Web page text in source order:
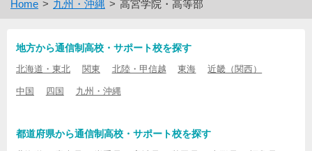
Home 九州・沖縄 高宮学院・高等部
地方から通信制高校・サポート校を探す
北海道・東北 関東 北陸・甲信越 東海 近畿（関西）
中国 四国 九州・沖縄
都道府県から通信制高校・サポート校を探す